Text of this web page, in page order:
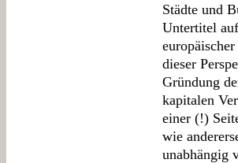
Städte und
Untertitel
dieser
Gründung
kapitalen
einer (!)
wie
unabhängig